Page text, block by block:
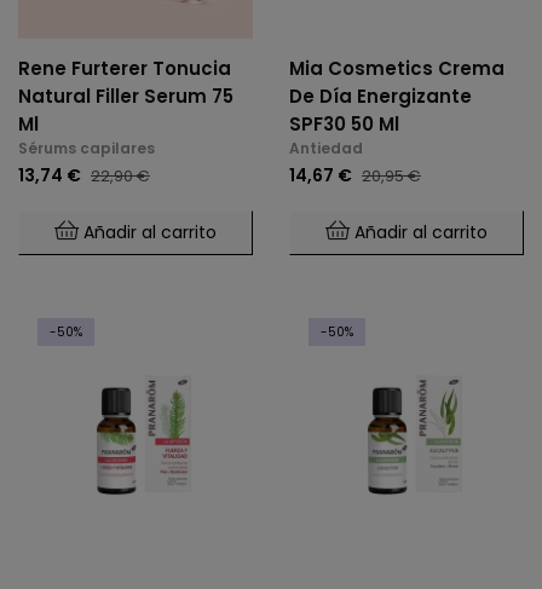
Rene Furterer Tonucia
Natural Filler Serum 75
Ml
Sérums capilares
13,74 € 22,90 €
Añadir al carrito
Mia Cosmetics Crema
De Día Energizante
SPF30 50 Ml
Antiedad
14,67 € 20,95 €
Añadir al carrito
-50% -50%